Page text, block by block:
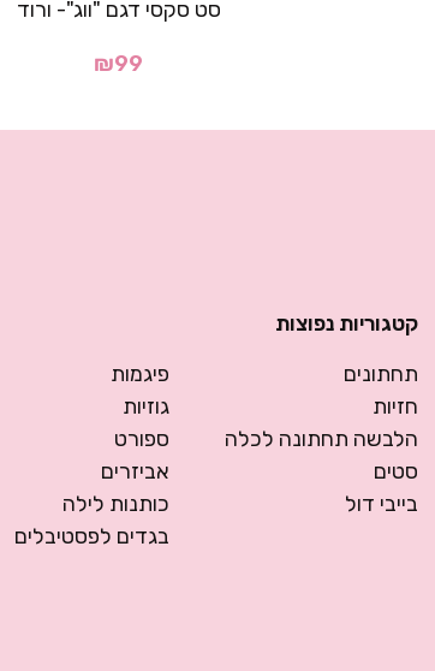
סט סקסי דגם "ווג"- ורוד
₪99
קטגוריות נפוצות
תחתונים
חזיות
הלבשה תחתונה לכלה
סטים
בייבי דול
פיגמות
גוזיות
ספורט
אביזרים
כותנות לילה
בגדים לפסטיבלים